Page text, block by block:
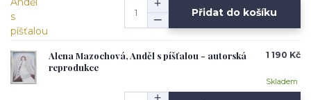
Přidat do košíku
Alena Mazochová, Anděl s píšťalou - autorská
reprodukce
1 190 Kč
Skladem